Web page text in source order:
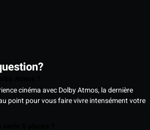
cinéma avec Dolby Atmos, la dernière
point pour vous faire vivre intensément votre